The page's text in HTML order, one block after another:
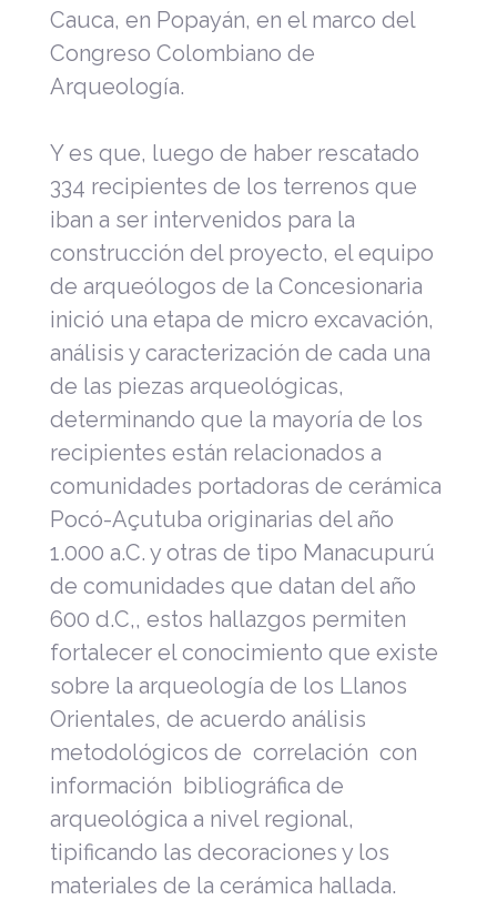
Cauca, en Popayán, en el marco del
Congreso Colombiano de
Arqueología.
Y es que, luego de haber rescatado
334 recipientes de los terrenos que
iban a ser intervenidos para la
construcción del proyecto, el equipo
de arqueólogos de la Concesionaria
inició una etapa de micro excavación,
análisis y caracterización de cada una
de las piezas arqueológicas,
determinando que la mayoría de los
recipientes están relacionados a
comunidades portadoras de cerámica
Pocó-Açutuba originarias del año
1.000 a.C. y otras de tipo Manacupurú
de comunidades que datan del año
600 d.C,, estos hallazgos permiten
fortalecer el conocimiento que existe
sobre la arqueología de los Llanos
Orientales, de acuerdo análisis
metodológicos de correlación con
información bibliográfica de
arqueológica a nivel regional,
tipificando las decoraciones y los
materiales de la cerámica hallada.